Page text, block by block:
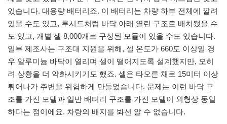
있습니다. 대용량 배터리죠. 이 배터리는 차량 하부 전체에 깔려
있을 수도 있고, 루시드처럼 바닥 아래 열린 구조로 배치됐을 수
도 있고, 개별 셀 8,000개로 구성된 모듈이 있을 수도 있습니다.
일부 제조사는 구조대 지원을 위해, 셀 온도가 660도 이상일 경
우 알루미늄 바닥이 열리며 셀이 떨어지도록 설계했지만, 오히
려 상황을 더 악화시키기도 했죠. 셀은 타오른 채로 15미터 이상
튀어나가 주변을 위험하게 만들었습니다. 문제는 이런 바닥 구
조를 가진 모델과 일반 배터리 구조를 가진 모델이 외형상 동일
하다는 점이에요. 차량의 배지를 봐선 알 수 없습니다.